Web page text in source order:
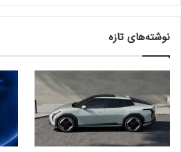
نوشته‌های تازه